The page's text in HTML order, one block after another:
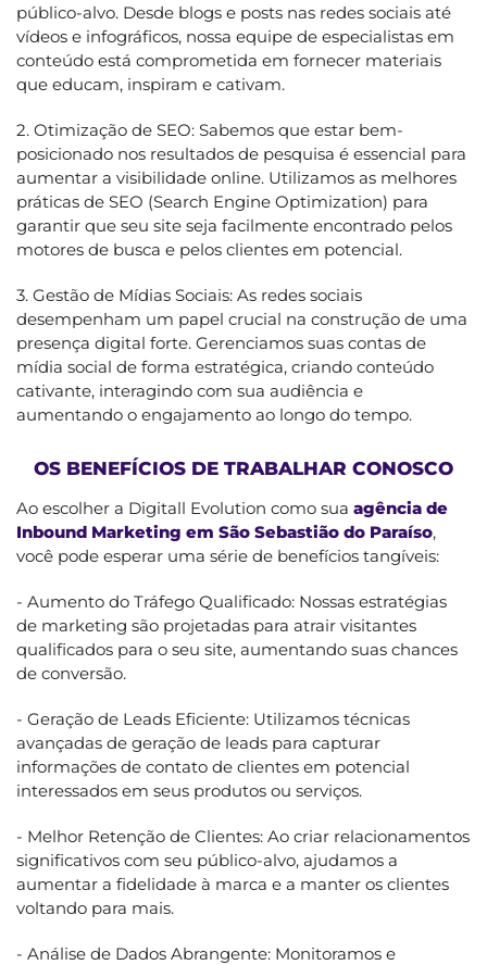
público-alvo. Desde blogs e posts nas redes sociais até
vídeos e infográficos, nossa equipe de especialistas em
conteúdo está comprometida em fornecer materiais
que educam, inspiram e cativam.
2. Otimização de SEO: Sabemos que estar bem-
posicionado nos resultados de pesquisa é essencial para
aumentar a visibilidade online. Utilizamos as melhores
práticas de SEO (Search Engine Optimization) para
garantir que seu site seja facilmente encontrado pelos
motores de busca e pelos clientes em potencial.
3. Gestão de Mídias Sociais: As redes sociais
desempenham um papel crucial na construção de uma
presença digital forte. Gerenciamos suas contas de
mídia social de forma estratégica, criando conteúdo
cativante, interagindo com sua audiência e
aumentando o engajamento ao longo do tempo.
OS BENEFÍCIOS DE TRABALHAR CONOSCO
Ao escolher a Digitall Evolution como sua agência de
Inbound Marketing em São Sebastião do Paraíso,
você pode esperar uma série de benefícios tangíveis:
- Aumento do Tráfego Qualificado: Nossas estratégias
de marketing são projetadas para atrair visitantes
qualificados para o seu site, aumentando suas chances
de conversão.
- Geração de Leads Eficiente: Utilizamos técnicas
avançadas de geração de leads para capturar
informações de contato de clientes em potencial
interessados em seus produtos ou serviços.
- Melhor Retenção de Clientes: Ao criar relacionamentos
significativos com seu público-alvo, ajudamos a
aumentar a fidelidade à marca e a manter os clientes
voltando para mais.
- Análise de Dados Abrangente: Monitoramos e